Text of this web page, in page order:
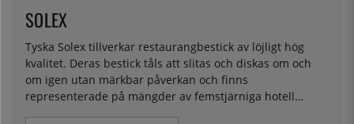
Tyska Solex tillverkar restaurangbestick av löjligt hög
kvalitet. Deras bestick tåls att slitas och diskas om och
om igen utan märkbar påverkan och finns
representerade på mängder av femstjärniga hotell
SOLEX